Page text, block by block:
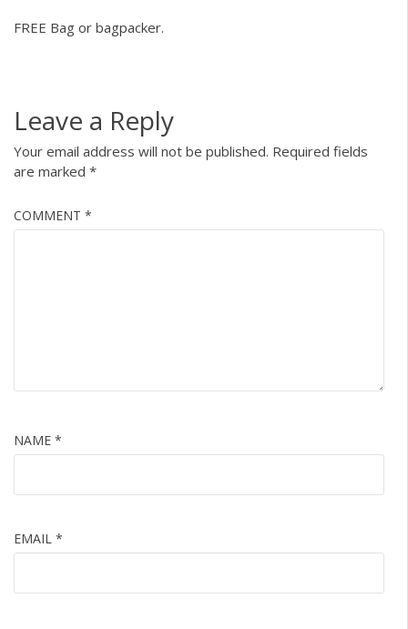
FREE Bag or bagpacker.
Leave a Reply
Your email address will not be published. Required fields
are marked *
COMMENT *
NAME *
EMAIL *